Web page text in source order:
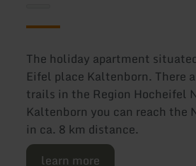
The holiday apartment
Eifel place Kaltenborn. There
trails in the Region Hocheifel
Kaltenborn you can reach the
in ca. 8 km distance.
learn more